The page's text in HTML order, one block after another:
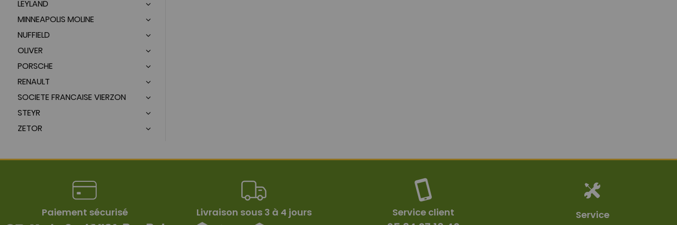
LEYLAND
MINNEAPOLIS MOLINE
NUFFIELD
OLIVER
PORSCHE
RENAULT
SOCIETE FRANCAISE VIERZON
STEYR
ZETOR
Paiement sécurisé Livraison sous 3 à 4 jours Service client
Service